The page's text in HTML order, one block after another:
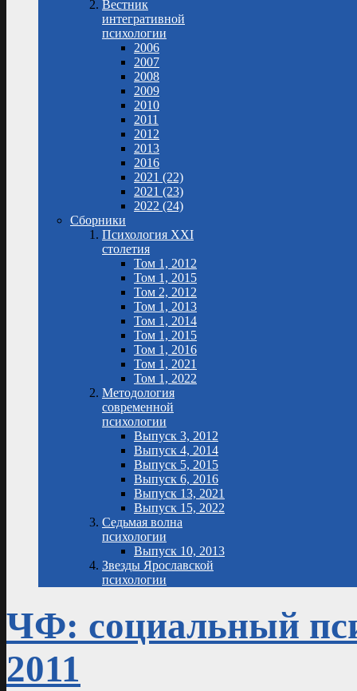
Вестник
интегративной
психологии
2006
2007
2008
2009
2010
2011
2012
2013
2016
2021 (22)
2021 (23)
2022 (24)
Сборники
Психология XXI
столетия
Том 1, 2012
Том 1, 2015
Том 2, 2012
Том 1, 2013
Том 1, 2014
Том 1, 2015
Том 1, 2016
Том 1, 2021
Том 1, 2022
Методология
современной
психологии
Выпуск 3, 2012
Выпуск 4, 2014
Выпуск 5, 2015
Выпуск 6, 2016
Выпуск 13, 2021
Выпуск 15, 2022
Седьмая волна
психологии
Выпуск 10, 2013
Звезды Ярославской
психологии
ЧФ: социальный
2011